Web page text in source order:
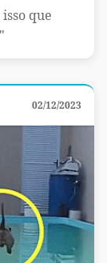
que
02/12/2023